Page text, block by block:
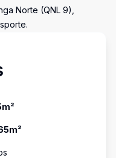
Norte (QNL 9),
m²
m²
s